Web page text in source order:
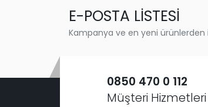
E-POSTA LİSTESİ
Kampanya ve en yeni ürünlerden
0850 470 0 112
Müşteri Hizmetleri